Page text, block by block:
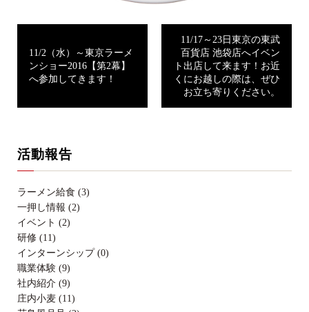
11/2（水）～東京ラーメ
ンショー2016【第2幕】
へ参加してきます！
11/17～23日東京の東武
百貨店 池袋店へイベン
ト出店して来ます！お近
くにお越しの際は、ぜひ
お立ち寄りください。
活動報告
ラーメン給食 (3)
一押し情報 (2)
イベント (2)
研修 (11)
インターンシップ (0)
職業体験 (9)
社内紹介 (9)
庄内小麦 (11)